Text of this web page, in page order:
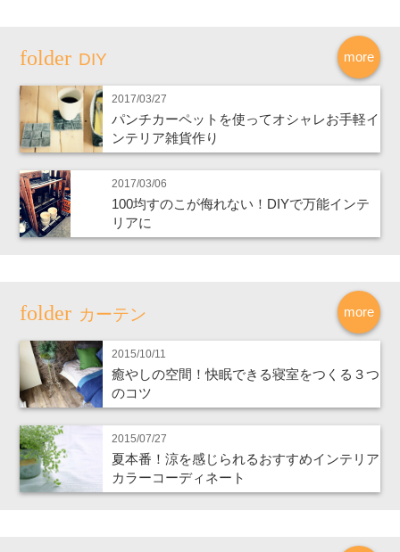
more
DIY
2017/03/27
パンチカーペットを使ってオシャレお手軽イ
ンテリア雑貨作り
2017/03/06
100均すのこが侮れない！DIYで万能インテ
リアに
more
カーテン
2015/10/11
癒やしの空間！快眠できる寝室をつくる３つ
のコツ
2015/07/27
夏本番！涼を感じられるおすすめインテリア
カラーコーディネート